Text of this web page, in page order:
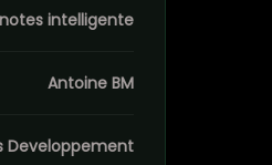
intelligente
Antoine BM
Developpement